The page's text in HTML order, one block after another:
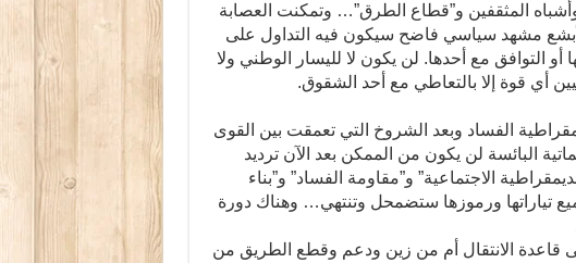
المثقفين و”قطاع الطرق”… وتمكنت العصابة
مشهد سياسي فاضح سيكون فيه التداول على
أو التوافق مع أحدها. لن يكون لا لليسار الوطني ولا
أي قوة إلا بالتعاطي مع أحد الشقوق.
الفساد وبعد الشروخ التي تعمقت بين القوى
البائسة لن يكون من الممكن بعد الآن ترديد
الاجتماعية” و”مقاومة الفساد” و”بناء
تياراتها ورموزها ستضمحل وتنتهي… وهناك دورة
الانتقال أم من زين ودعم وقطع الطريق من